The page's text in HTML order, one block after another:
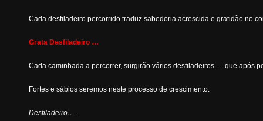
Cada desfiladeiro percorrido traduz sabedoria acrescida e gratidão no
Grata Desfiladeiro …
Cada caminhada a percorrer, surgirão vários desfiladeiros ….que após
Fortes e sábios seremos neste processo de crescimento.
Desfiladeiro….